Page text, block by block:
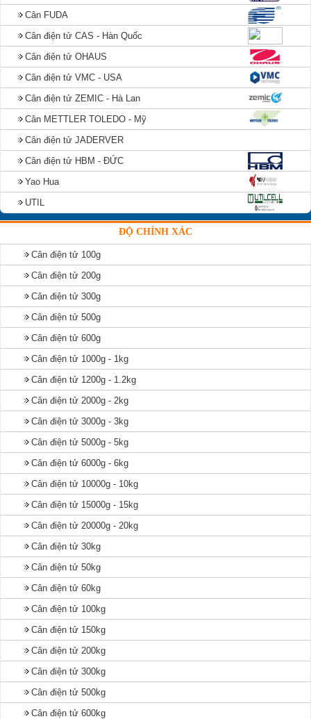
Cân FUDA
Cân điện tử CAS - Hàn Quốc
Cân điện tử OHAUS
Cân điện tử VMC - USA
Cân điện tử ZEMIC - Hà Lan
Cân METTLER TOLEDO - Mỹ
Cân điện tử JADERVER
Cân điện tử HBM - ĐỨC
Yao Hua
UTIL
ĐỘ CHÍNH XÁC
Cân điện tử 100g
Cân điện tử 200g
Cân điện tử 300g
Cân điện tử 500g
Cân điện tử 600g
Cân điện tử 1000g - 1kg
Cân điện tử 1200g - 1.2kg
Cân điện tử 2000g - 2kg
Cân điện tử 3000g - 3kg
Cân điện tử 5000g - 5kg
Cân điện tử 6000g - 6kg
Cân điện tử 10000g - 10kg
Cân điện tử 15000g - 15kg
Cân điện tử 20000g - 20kg
Cân điện tử 30kg
Cân điện tử 50kg
Cân điện tử 60kg
Cân điện tử 100kg
Cân điện tử 150kg
Cân điện tử 200kg
Cân điện tử 300kg
Cân điện tử 500kg
Cân điện tử 600kg